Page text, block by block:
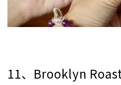
11、Brooklyn